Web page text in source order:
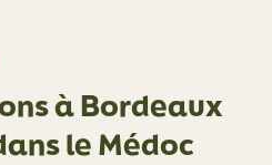
à Bordeaux
le Médoc